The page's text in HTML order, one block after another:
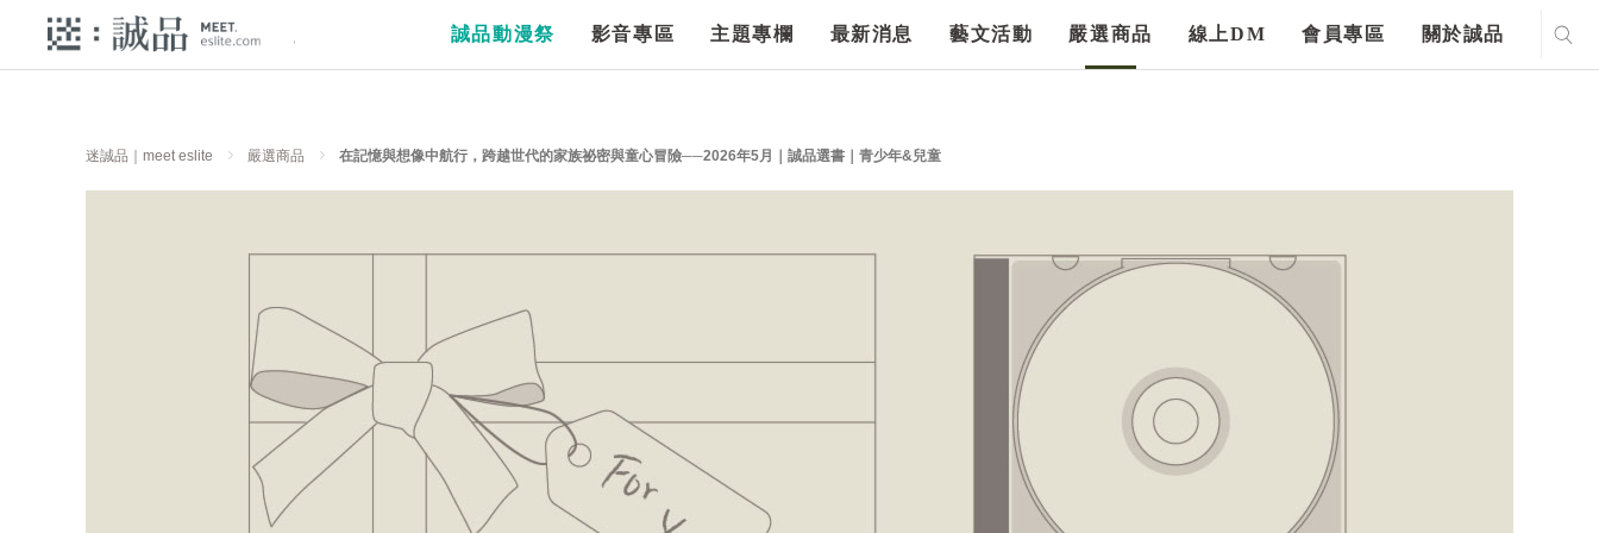
誠品動漫祭 影音專區 主題專欄 最新消息 藝文活動 嚴選商品 線上DM 會員專區 關於誠品
迷誠品｜meet eslite 嚴選商品 在記憶與想像中航行，跨越世代的家族祕密與童心冒險──2026年5月｜誠品選書｜青少年&兒童